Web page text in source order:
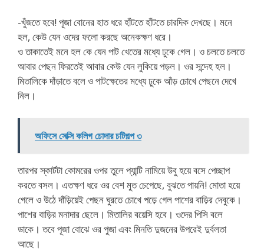
-খুঁজতে হবে! পূজা বোনের হাত ধরে হাঁটতে হাঁটতে চারদিক দেখছে। মনে
হল, কেউ যেন ওদের ফলো করছে অনেকক্ষণ ধরে।
ও তাকাতেই মনে হল কে যেন পাট খেতের মধ্যে ঢুকে গেল। ও চলতে চলতে
আবার পেছন ফিরতেই আবার কেউ যেন লুকিয়ে পড়ল। ওর সন্দেহ হল।
মিতালিকে দাঁড়াতে বলে ও পাটক্ষেতের মধ্যে ঢুকে আঁড় চোখে পেছনে দেখে
নিল।
অফিসে সেক্সি কলিগ চোদার চটিগল্প ৩
তারপর স্কার্টটা কোমরের ওপর তুলে প্যান্টি নামিয়ে উবু হয়ে বসে পেচ্ছাপ
করতে বসল। এতক্ষণ ধরে ওর বেশ মুত চেপেছে, বুঝতে পায়নি! মোতা হয়ে
গেলে ও উঠে দাঁড়িয়েই পেছন ঘুরতে চোখে পড়ে গেল পাশের বাড়ির দেবুকে।
পাশের বাড়ির মনাদার ছেলে। মিতালির বয়েসি হবে। ওদের পিসি বলে
ডাকে। তবে পূজা বোঝে ওর পুজা এবং মিনতি দুজনের উপরেই দুর্বলতা
আছে।